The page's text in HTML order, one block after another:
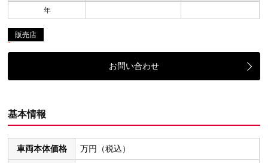
年
販売店
お問い合わせ
基本情報
車両本体価格 万円（税込）